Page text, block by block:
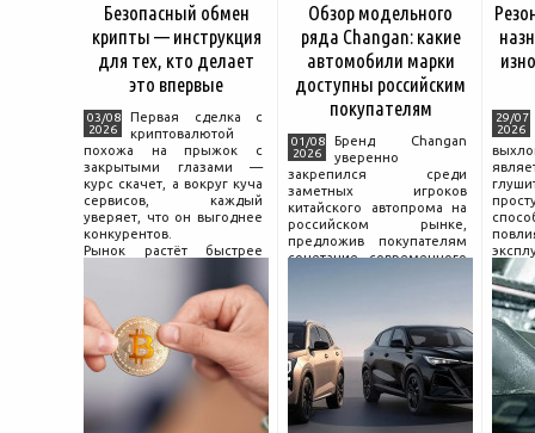
Безопасный обмен
крипты — инструкция
для тех, кто делает
это впервые
03/08
2026
Первая сделка с
криптовалютой
похожа на прыжок с
закрытыми глазами —
курс скачет, а вокруг куча
сервисов, каждый
уверяет, что он выгоднее
конкурентов.
Рынок растёт быстрее
поведения на нём.
Петербургские
криптообменники,
московские
Обзор модельного
ряда Changan: какие
автомобили марки
доступны российским
покупателям
01/08
2026
Бренд Changan
уверенно
закрепился среди
заметных игроков
китайского автопрома на
российском рынке,
предложив покупателям
сочетание современного
насчитывает несколько
десятилетий
29/07
2026
и